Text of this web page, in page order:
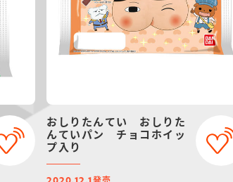
おしりたんてい おしりた
んていパン チョコホイッ
プ入り